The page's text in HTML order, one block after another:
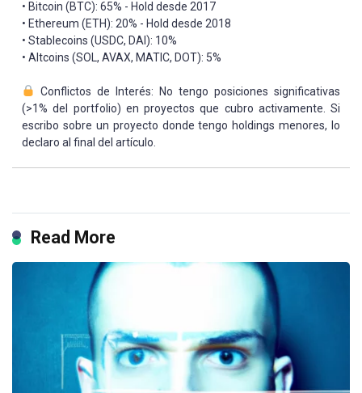
• Bitcoin (BTC): 65% - Hold desde 2017
• Ethereum (ETH): 20% - Hold desde 2018
• Stablecoins (USDC, DAI): 10%
• Altcoins (SOL, AVAX, MATIC, DOT): 5%
Conflictos de Interés: No tengo posiciones significativas
(>1% del portfolio) en proyectos que cubro activamente. Si
escribo sobre un proyecto donde tengo holdings menores, lo
declaro al final del artículo.
Read More